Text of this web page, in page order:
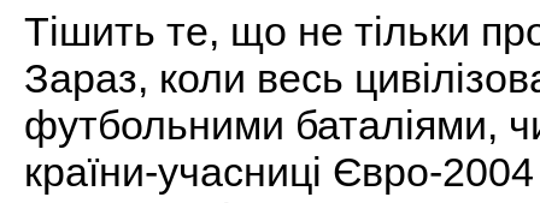
Тішить те, що не тільки
Зараз, коли весь
футбольними баталіями,
країни-учасниці Євро-